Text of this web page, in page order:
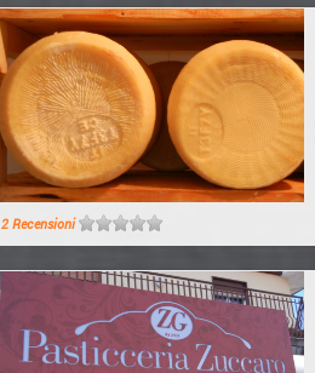
2 Recensioni